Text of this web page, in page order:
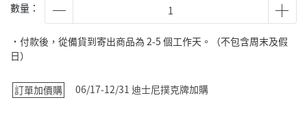
數量：
˙付款後，從備貨到寄出商品為 2-5 個工作天。（不包含周末及假
日）
訂單加價購 06/17-12/31 迪士尼撲克牌加購